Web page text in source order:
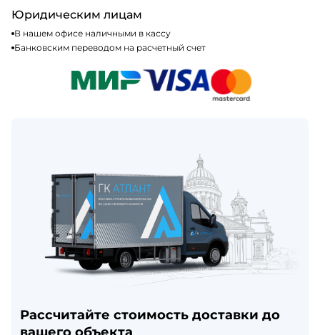
Юридическим лицам
В нашем офисе наличными в кассу
Банковским переводом на расчетный счет
Рассчитайте стоимость доставки до